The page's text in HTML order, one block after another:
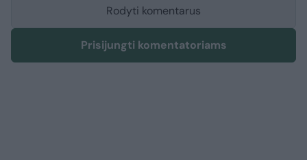
Rodyti komentarus
Prisijungti komentatoriams